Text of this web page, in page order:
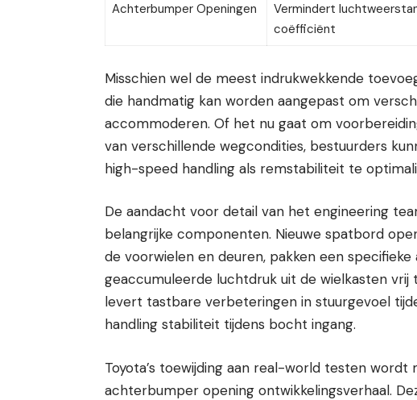
Achterbumper Openingen
Vermindert
coëfficiënt
Misschien wel de meest indrukwekkende
die handmatig kan worden aangepast om
accommoderen. Of het nu gaat om
van verschillende wegcondities, bestuurders
high-speed handling als remstabiliteit te
De aandacht voor detail van het engineering
belangrijke componenten. Nieuwe spatbord
de voorwielen en deuren, pakken een
geaccumuleerde luchtdruk uit de wielkasten vrij
levert tastbare verbeteringen in stuurgevoel
handling stabiliteit tijdens bocht ingang.
Toyota’s toewijding aan real-world testen
achterbumper opening ontwikkelingsverhaal.